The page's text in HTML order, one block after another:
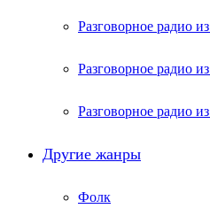
Разговорное радио
Разговорное радио
Разговорное радио
Другие жанры
Фолк